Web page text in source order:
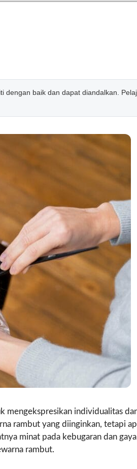
dengan baik dan dapat diandalkan.
mengekspresikan individualitas
rambut yang diinginkan, tetapi
minat pada kebugaran dan
rambut.